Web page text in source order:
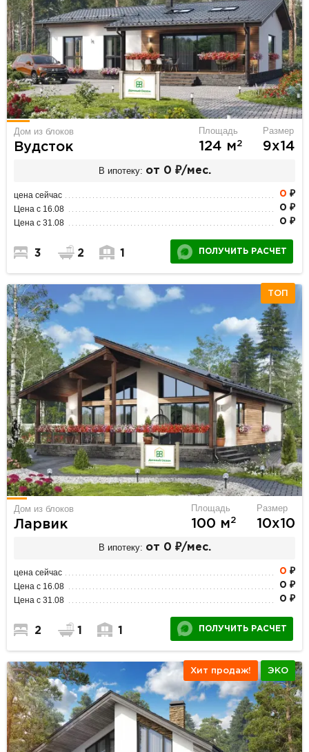
Дом из блоков
Вудсток
Площадь
124 м2
Размер
9х14
В ипотеку: от 0 ₽/мес.
цена сейчас 0 ₽
Цена с 16.08 0 ₽
Цена с 31.08 0 ₽
3 2 1 ПОЛУЧИТЬ РАСЧЕТ
ТОП
Дом из блоков
Ларвик
Площадь
100 м2
Размер
10х10
В ипотеку: от 0 ₽/мес.
цена сейчас 0 ₽
Цена с 16.08 0 ₽
Цена с 31.08 0 ₽
2 1 1 ПОЛУЧИТЬ РАСЧЕТ
Хит продаж! ЭКО